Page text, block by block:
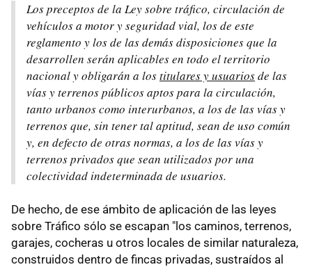
Los preceptos de la Ley sobre tráfico, circulación de
vehículos a motor y seguridad vial, los de este
reglamento y los de las demás disposiciones que la
desarrollen serán aplicables en todo el territorio
nacional y obligarán a lostitulares y usuariosde las
vías y terrenos públicos aptos para la circulación,
tanto urbanos como interurbanos, a los de las vías y
terrenos que, sin tener tal aptitud, sean de uso común
y, en defecto de otras normas, a los de las vías y
terrenos privados que sean utilizados por una
colectividad indeterminada de usuarios.
De hecho, de ese ámbito de aplicación de las leyes
sobre Tráfico sólo se escapan "los caminos, terrenos,
garajes, cocheras u otros locales de similar naturaleza,
construidos dentro de fincas privadas, sustraídos al